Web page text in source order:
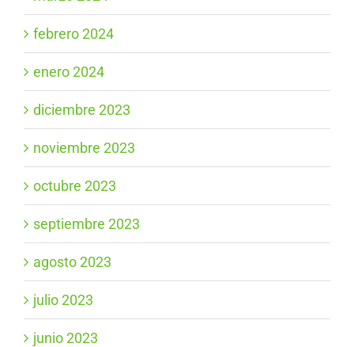
febrero 2024
enero 2024
diciembre 2023
noviembre 2023
octubre 2023
septiembre 2023
agosto 2023
julio 2023
junio 2023